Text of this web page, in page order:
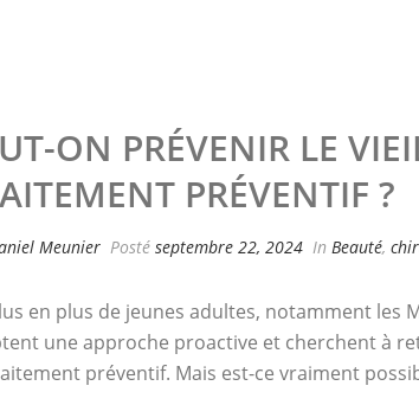
ON PRÉVENIR LE
PRÉVENTIF ?
Meunier Posté septembre 22, 2024 In Beauté,
en plus de jeunes adultes, notamment les
une approche proactive et cherchent à
préventif. Mais est-ce vraiment